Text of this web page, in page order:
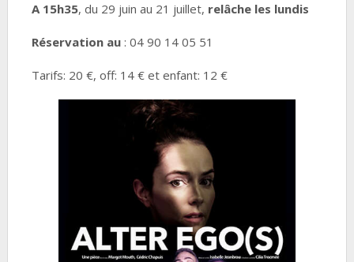
A 15h35, du 29 juin au 21 juillet, relâche les lundis
Réservation au: 04 90 14 05 51
Tarifs: 20 €, off: 14 € et enfant: 12 €